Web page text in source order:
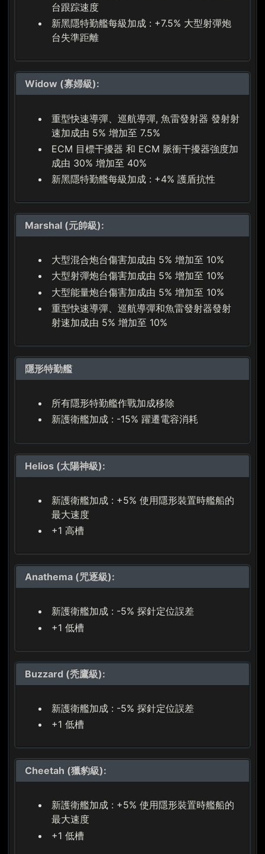
台跟踪速度
新黑隱特勤艦每級加成 : +7.5% 大型射彈炮
台失準距離
Widow (寡婦級):
重型快速導彈、巡航導彈, 魚雷發射器 發射射
速加成由 5% 增加至 7.5%
ECM 目標干擾器 和 ECM 脈衝干擾器強度加
成由 30% 增加至 40%
新黑隱特勤艦每級加成 : +4% 護盾抗性
Marshal (元帥級):
大型混合炮台傷害加成由 5% 增加至 10%
大型射彈炮台傷害加成由 5% 增加至 10%
大型能量炮台傷害加成由 5% 增加至 10%
重型快速導彈、巡航導彈和魚雷發射器發射
射速加成由 5% 增加至 10%
隱形特勤艦
所有隱形特勤艦作戰加成移除
新護衛艦加成 : -15% 躍遷電容消耗
Helios (太陽神級):
新護衛艦加成 : +5% 使用隱形裝置時艦船的
最大速度
+1 高槽
Anathema (咒逐級):
新護衛艦加成 : -5% 探針定位誤差
+1 低槽
Buzzard (秃鷹級):
新護衛艦加成 : -5% 探針定位誤差
+1 低槽
Cheetah (獵豹級):
新護衛艦加成 : +5% 使用隱形裝置時艦船的
最大速度
+1 低槽